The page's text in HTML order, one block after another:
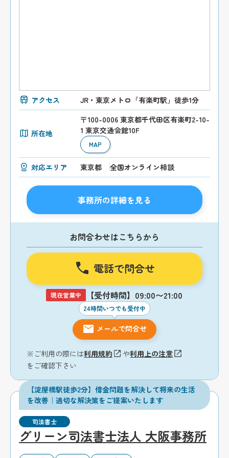
アクセス JR・東京メトロ「有楽町駅」徒歩1分
所在地
〒100-0006 東京都千代田区有楽町2-10-
1 東京交通会館10F
MAP
対応エリア 東京都 全国オンライン相談
事務所の詳細を見る
お問合わせはこちらから
電話で問合せ
現在営業中 【受付時間】09:00〜21:00
24時間いつでも受付中
メールで問合せ
※ご利用の際には利用規約 や利用上の注意
をご確認下さい
【淀屋橋駅徒歩2分】借金問題を解決して将来の生活
を改善｜適切な解決策をご提案いたします
司法書士
グリーン司法書士法人 大阪事務所